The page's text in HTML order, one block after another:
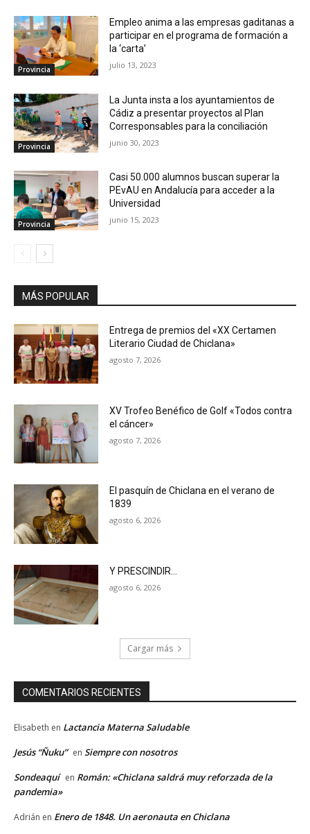
Provincia
Empleo anima a las empresas gaditanas a
participar en el programa de formación a
la ‘carta’
julio 13, 2023
Provincia
La Junta insta a los ayuntamientos de
Cádiz a presentar proyectos al Plan
Corresponsables para la conciliación
junio 30, 2023
Provincia
Casi 50.000 alumnos buscan superar la
PEvAU en Andalucía para acceder a la
Universidad
junio 15, 2023
MÁS POPULAR
Entrega de premios del «XX Certamen
Literario Ciudad de Chiclana»
agosto 7, 2026
XV Trofeo Benéfico de Golf «Todos contra
el cáncer»
agosto 7, 2026
El pasquín de Chiclana en el verano de
1839
agosto 6, 2026
Y PRESCINDIR…
agosto 6, 2026
Cargar más
COMENTARIOS RECIENTES
Elisabeth en Lactancia Materna Saludable
Jesús “Ñuku” en Siempre con nosotros
Sondeaquí en Román: «Chiclana saldrá muy reforzada de la
pandemia»
Adrián en Enero de 1848. Un aeronauta en Chiclana